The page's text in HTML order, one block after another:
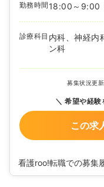
勤務時間 18:00～9:00
診療科目 内科、神経内
ン科
募集状況更新
希望や経験
この求
看護roo!転職での募集